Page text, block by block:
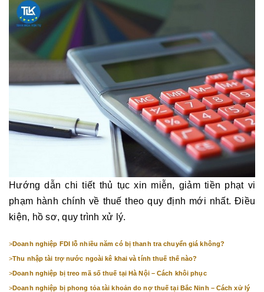
Hướng dẫn chi tiết thủ tục xin miễn, giảm tiền phạt vi
phạm hành chính về thuế theo quy định mới nhất. Điều
kiện, hồ sơ, quy trình xử lý.
>Doanh nghiệp FDI lỗ nhiều năm có bị thanh tra chuyển giá không?
>Thu nhập tài trợ nước ngoài kê khai và tính thuế thế nào?
>Doanh nghiệp bị treo mã số thuế tại Hà Nội – Cách khôi phục
>Doanh nghiệp bị phong tỏa tài khoản do nợ thuế tại Bắc Ninh – Cách xử lý